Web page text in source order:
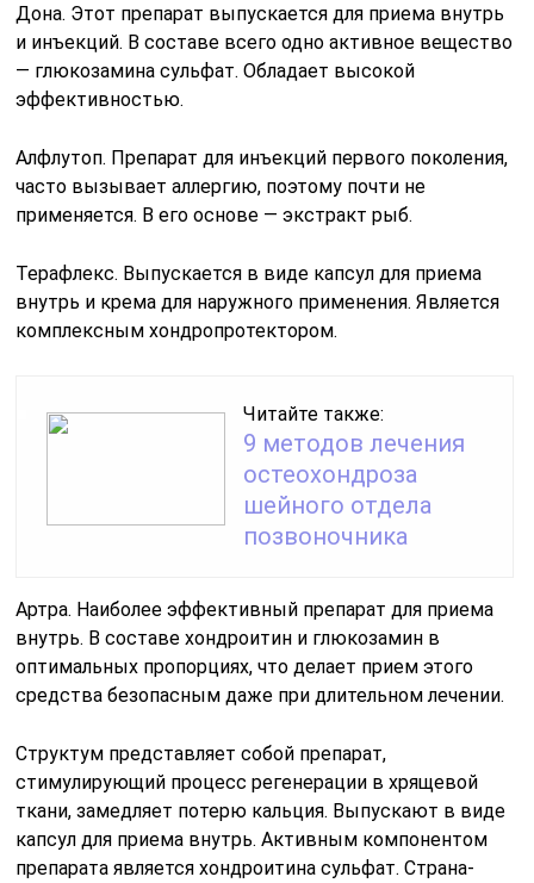
Дона. Этот препарат выпускается для приема внутрь
и инъекций. В составе всего одно активное вещество
— глюкозамина сульфат. Обладает высокой
эффективностью.
Алфлутоп. Препарат для инъекций первого поколения,
часто вызывает аллергию, поэтому почти не
применяется. В его основе — экстракт рыб.
Терафлекс. Выпускается в виде капсул для приема
внутрь и крема для наружного применения. Является
комплексным хондропротектором.
Читайте также:
9 методов лечения
остеохондроза
шейного отдела
позвоночника
Артра. Наиболее эффективный препарат для приема
внутрь. В составе хондроитин и глюкозамин в
оптимальных пропорциях, что делает прием этого
средства безопасным даже при длительном лечении.
Структум представляет собой препарат,
стимулирующий процесс регенерации в хрящевой
ткани, замедляет потерю кальция. Выпускают в виде
капсул для приема внутрь. Активным компонентом
препарата является хондроитина сульфат. Страна-